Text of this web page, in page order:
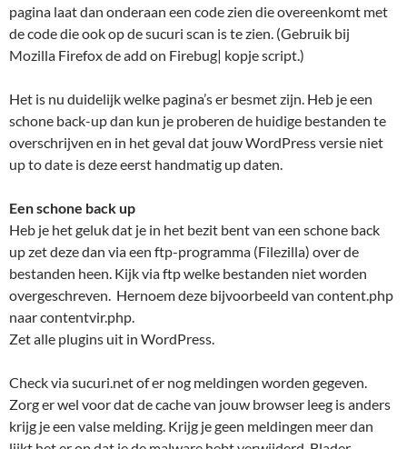
pagina laat dan onderaan een code zien die overeenkomt met
de code die ook op de sucuri scan is te zien. (Gebruik bij
Mozilla Firefox de add on Firebug| kopje script.)
Het is nu duidelijk welke pagina’s er besmet zijn. Heb je een
schone back-up dan kun je proberen de huidige bestanden te
overschrijven en in het geval dat jouw WordPress versie niet
up to date is deze eerst handmatig up daten.
Een schone back up
Heb je het geluk dat je in het bezit bent van een schone back
up zet deze dan via een ftp-programma (Filezilla) over de
bestanden heen. Kijk via ftp welke bestanden niet worden
overgeschreven. Hernoem deze bijvoorbeeld van content.php
naar contentvir.php.
Zet alle plugins uit in WordPress.
Check via sucuri.net of er nog meldingen worden gegeven.
Zorg er wel voor dat de cache van jouw browser leeg is anders
krijg je een valse melding. Krijg je geen meldingen meer dan